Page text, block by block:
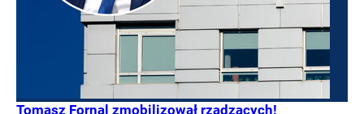
Tomasz Fornal zmobilizował rządzących!